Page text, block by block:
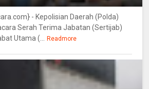
- Kepolisian Daerah (Polda)
Serah Terima Jabatan (Sertijab)
Utama (... Readmore